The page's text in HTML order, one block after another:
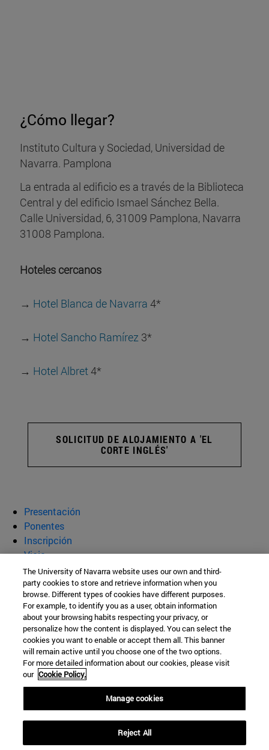
¿Cómo llegar?
Instituto Cultura y Sociedad, Universidad de
Navarra. Pamplona
La entrada al edificio es a través de la Biblioteca
Central y del edificio Ismael Sánchez Bella.
Calle Universidad, 6, 31009 Pamplona, Navarra
31008 Pamplona.
Hoteles cercanos
→ Hotel Blanca de Navarra 4*
→ Hotel Sancho Ramírez 3*
→ Hotel Albret4*
SOLICITUD DE ALOJAMIENTO A 'EL
CORTE INGLÉS'
Presentación
Ponentes
Inscripción
Viaje
I Congreso Society of Catholic
Scientists
Instituto Cultura y Sociedad
Campus Universitario s/n
Navarra
España
The University of Navarra website uses our own and third-
party cookies to store and retrieve information when you
browse. Different types of cookies have different purposes.
For example, to identify you as a user, obtain information
about your browsing habits respecting your privacy, or
personalize how the content is displayed. You can select the
cookies you want to enable or accept them all. This banner
will remain active until you choose one of the two options.
For more detailed information about our cookies, please visit
our Cookie Policy.
Manage cookies
Reject All